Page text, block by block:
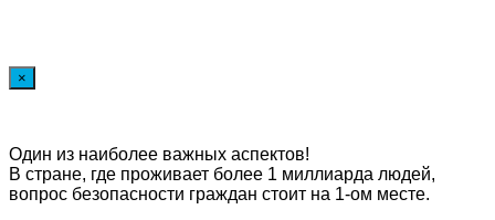
×
Один из наиболее важных аспектов!
В стране, где проживает более 1 миллиарда людей,
вопрос безопасности граждан стоит на 1-ом месте.